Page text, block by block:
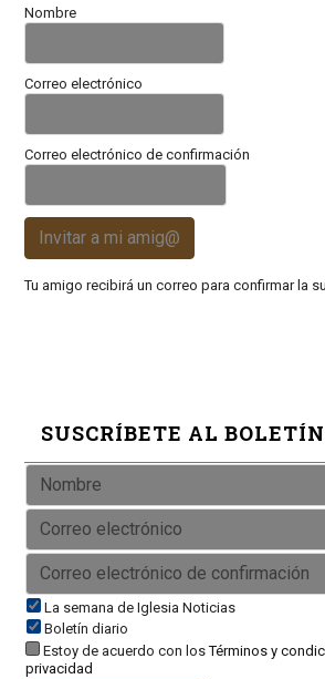
Nombre
Correo electrónico
Correo electrónico de confirmación
Invitar a mi amig@
Tu amigo recibirá un correo para confirmar la
SUSCRÍBETE AL BOLETÍN
La semana de Iglesia Noticias
Boletín diario
Estoy de acuerdo con losTérminos y
privacidad